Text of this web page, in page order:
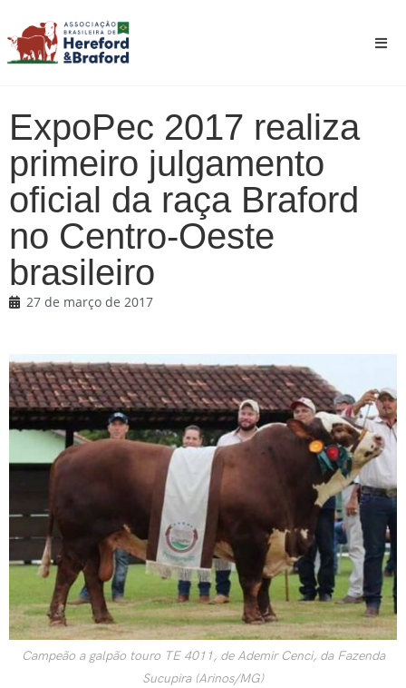
ExpoPec 2017 realiza
primeiro julgamento
oficial da raça Braford
no Centro-Oeste
brasileiro
27 de março de 2017
Campeão a galpão touro TE 4011, de Ademir Cenci, da Fazenda
Sucupira (Arinos/MG)